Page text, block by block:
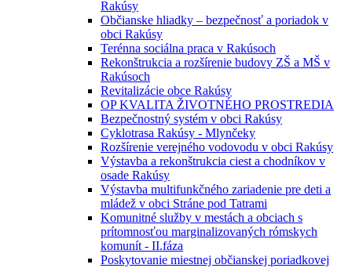
Rakúsy
Občianske hliadky – bezpečnosť a poriadok v
obci Rakúsy
Terénna sociálna praca v Rakúsoch
Rekonštrukcia a rozšírenie budovy ZŠ a MŠ v
Rakúsoch
Revitalizácie obce Rakúsy
OP KVALITA ŽIVOTNÉHO PROSTREDIA
Bezpečnostný systém v obci Rakúsy
Cyklotrasa Rakúsy - Mlynčeky
Rozšírenie verejného vodovodu v obci Rakúsy
Výstavba a rekonštrukcia ciest a chodníkov v
osade Rakúsy
Výstavba multifunkčného zariadenie pre deti a
mládež v obci Stráne pod Tatrami
Komunitné služby v mestách a obciach s
prítomnosťou marginalizovaných rómskych
komunít - II.fáza
Poskytovanie miestnej občianskej poriadkovej